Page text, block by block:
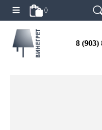
0
8 (903)